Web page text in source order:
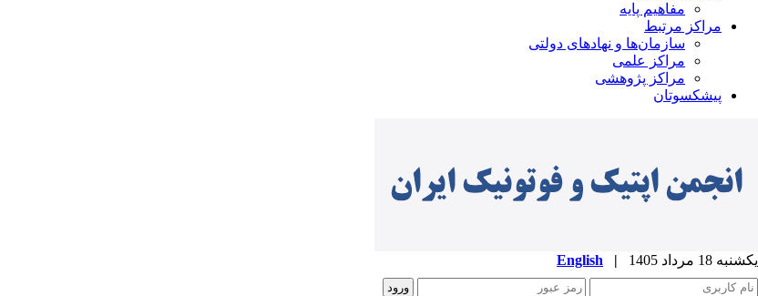
مفاهیم پایه
مراکز مرتبط
سازمان‌ها و نهادهای دولتی
مراکز علمی
مراکز پژوهشی
پیشکسوتان
یکشنبه 18 مرداد 1405 |
English